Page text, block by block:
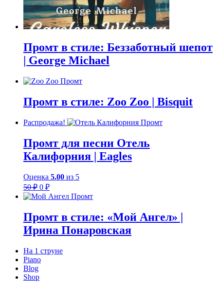
Промт в стиле: Беззаботный шепот
| George Michael
Промт в стиле: Zoo Zoo | Bisquit
Распродажа!
Промт для песни Отель
Калифорния | Eagles
Оценка 5.00 из 5
50₽ Первоначальная
цена
составляла
0 ₽Текущая
цена:
Промт в стиле: «Мой Ангел» |
Ирина Понаровская
На 1 струне
Piano
Blog
Shop